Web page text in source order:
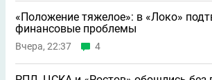
«Положение тяжелое»: в «Локо»
финансовые проблемы
Вчера, 22:37 4